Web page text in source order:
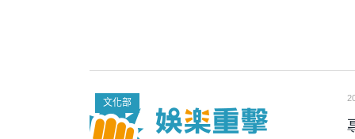
文化部